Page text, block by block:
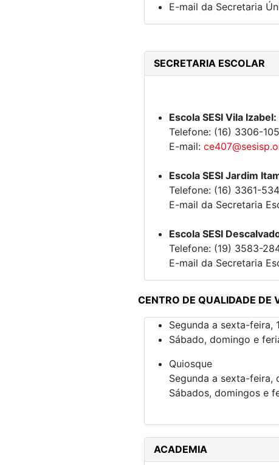
E-mail da Secretaria
SECRETARIA ESCOLAR
Escola SESI Vila Izabel:
Telefone: (16) 3306-
E-mail:
Escola SESI Jardim
Telefone: (16) 3361-
E-mail da Secretaria
Escola SESI
Telefone: (19) 3583-
E-mail da Secretaria
CENTRO DE QUALIDADE DE
Segunda a sexta-feira,
Sábado, domingo e
Quiosque
Segunda a sexta-feira,
Sábados, domingos e
ACADEMIA